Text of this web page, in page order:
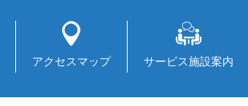
アクセスマップ サービス施設案内